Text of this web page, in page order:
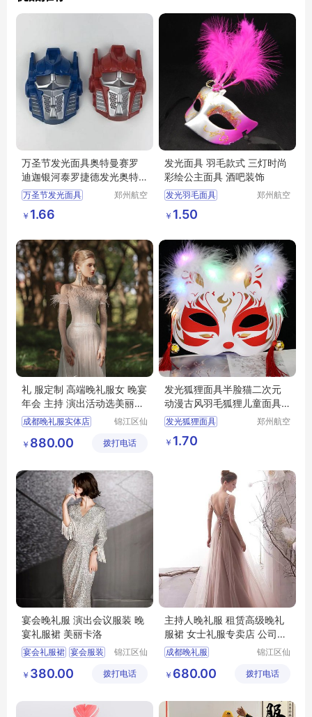
万圣节发光面具奥特曼赛罗
迪迦银河泰罗捷德发光奥特
曼面具
万圣节发光面具
发光奥特曼面具
郑州航空
￥ 1.66
发光面具 羽毛款式 三灯时尚
彩绘公主面具 酒吧装饰
发光羽毛面具
酒吧面具
郑州航空
￥ 1.50
礼 服定制 高端晚礼服女 晚宴
年会 主持 演出活动选美丽卡
洛
成都晚礼服实体店
主持人服装
高端晚礼服租赁
锦江区仙
工作室
￥ 880.00 拨打电话
发光狐狸面具半脸猫二次元
动漫古风羽毛狐狸儿童面具
批发货源
发光狐狸面具
郑州航空
￥ 1.70
宴会晚礼服 演出会议服装 晚
宴礼服裙 美丽卡洛
宴会礼服裙 宴会服装
礼服晚宴
锦江区仙
工作室
￥ 380.00 拨打电话
主持人晚礼服 租赁高级晚礼
服裙 女士礼服专卖店 公司年
会服装
成都晚礼服
主持人晚礼服
高级晚礼服裙
锦江区仙
工作室
￥ 680.00 拨打电话